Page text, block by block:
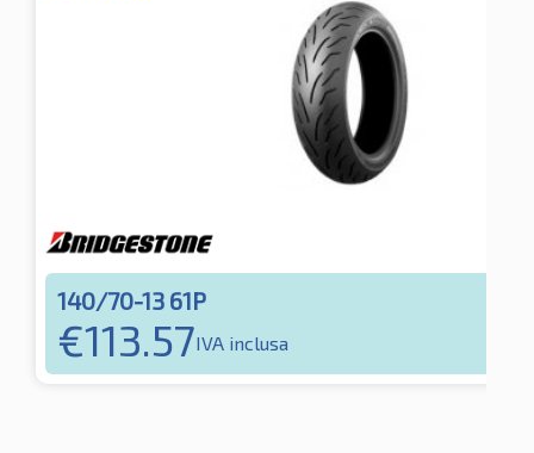
140/70-13 61P
€113.57IVA inclusa